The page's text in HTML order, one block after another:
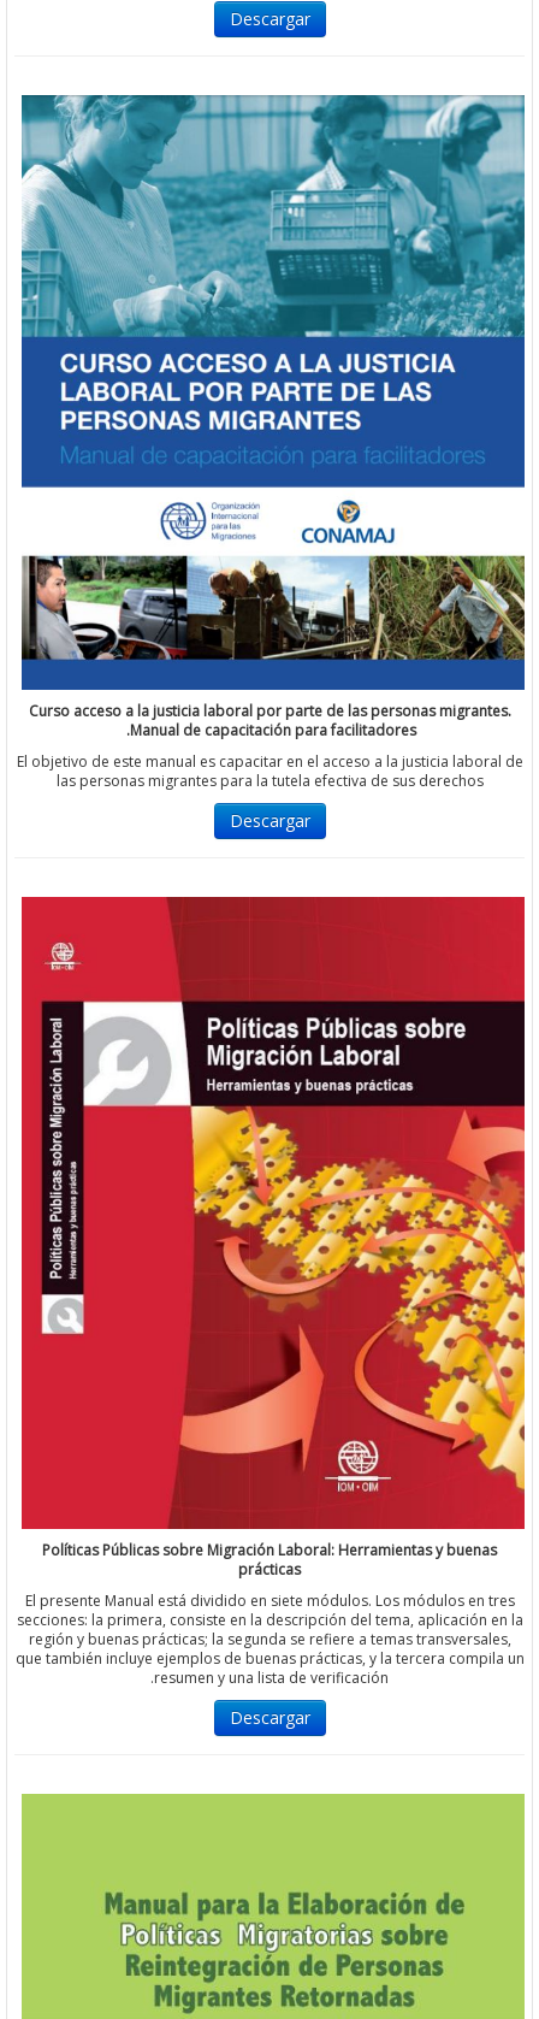
Descargar
Curso acceso a la justicia laboral por parte de las personas
Manual de capacitación para facilitadores.
El objetivo de este manual es capacitar en el acceso a la justicia
las personas migrantes para la tutela efectiva de sus
Descargar
Políticas Públicas sobre Migración Laboral: Herramientas y
prácticas
El presente Manual está dividido en siete módulos. Los módulos
secciones: la primera, consiste en la descripción del tema,
región y buenas prácticas; la segunda se refiere a temas
que también incluye ejemplos de buenas prácticas, y la tercera
resumen y una lista de verificación.
Descargar